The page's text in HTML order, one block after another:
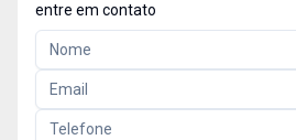
entre em contato